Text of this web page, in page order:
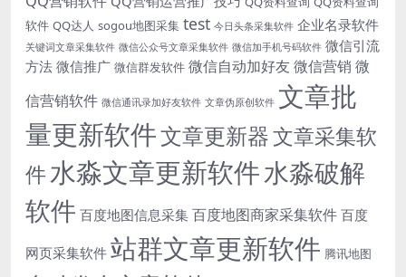
软件 QQ达人 sogou地图采集 test 今日头条采集软件 企业名录软件
关键词文章采集软件 微信公众号文章采集软件 微信加手机号码软件 微信引流
方法 微信推广 微信群发软件 微信自动加好友 微信营销 微
信营销软件 微信通讯录加好友软件 文章伪原创软件 文章批
量更新软件文章更新器文章采集软
件水淼文章更新软件水淼破解
软件 百度地图信息采集 百度地图商家采集软件 百度
网页采集软件 站群文章更新软件 腾讯地图